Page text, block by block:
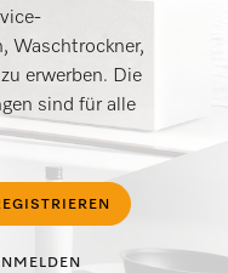
Waschtrockner,
erwerben. Die
sind für alle